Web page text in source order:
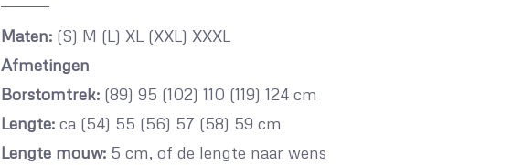
Maten:(S) M (L) XL (XXL) XXXL
Afmetingen
Borstomtrek:(89) 95 (102) 110 (119) 124 cm
Lengte:ca (54) 55 (56) 57 (58) 59 cm
Lengte mouw:5 cm, of de lengte naar wens